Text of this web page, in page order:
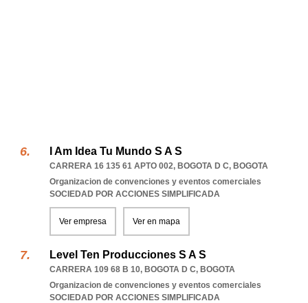
I Am Idea Tu Mundo S A S
CARRERA 16 135 61 APTO 002, BOGOTA D C, BOGOTA
Organizacion de convenciones y eventos comerciales
SOCIEDAD POR ACCIONES SIMPLIFICADA
Ver empresa Ver en mapa
Level Ten Producciones S A S
CARRERA 109 68 B 10, BOGOTA D C, BOGOTA
Organizacion de convenciones y eventos comerciales
SOCIEDAD POR ACCIONES SIMPLIFICADA